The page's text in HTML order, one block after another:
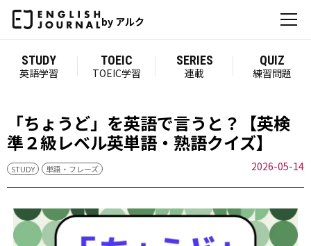
by アルク
STUDY
英語学習
TOEIC
TOEIC学習
SERIES
連載
QUIZ
練習問題
「ちょうど」を英語で言うと？【英検
準２級レベル英単語・熟語クイズ】
STUDY 単語・フレーズ 2026-05-14